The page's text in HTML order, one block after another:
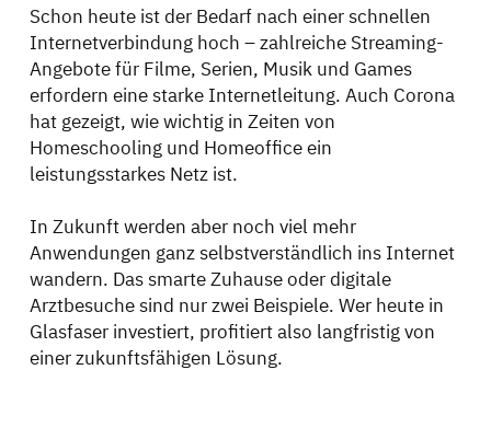
Schon heute ist der Bedarf nach einer schnellen
Internetverbindung hoch – zahlreiche Streaming-
Angebote für Filme, Serien, Musik und Games
erfordern eine starke Internetleitung. Auch Corona
hat gezeigt, wie wichtig in Zeiten von
Homeschooling und Homeoffice ein
leistungsstarkes Netz ist.
In Zukunft werden aber noch viel mehr
Anwendungen ganz selbstverständlich ins Internet
wandern. Das smarte Zuhause oder digitale
Arztbesuche sind nur zwei Beispiele. Wer heute in
Glasfaser investiert, profitiert also langfristig von
einer zukunftsfähigen Lösung.